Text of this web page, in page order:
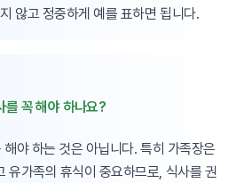
않고 정중하게 예를 표하면 됩니다.
를 꼭 해야 하나요?
해야 하는 것은 아닙니다. 특히 가족장은
유가족의 휴식이 중요하므로, 식사를 권